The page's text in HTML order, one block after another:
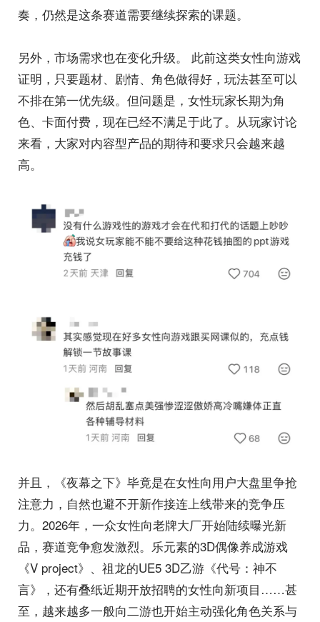
奏，仍然是这条赛道需要继续探索的课题。
另外，市场需求也在变化升级。 此前这类女性向游戏
证明，只要题材、剧情、角色做得好，玩法甚至可以
不排在第一优先级。但问题是，女性玩家长期为角
色、卡面付费，现在已经不满足于此了。从玩家讨论
来看，大家对内容型产品的期待和要求只会越来越
高。
并且，《夜幕之下》毕竟是在女性向用户大盘里争抢
注意力，自然也避不开新作接连上线带来的竞争压
力。2026年，一众女性向老牌大厂开始陆续曝光新
品，赛道竞争愈发激烈。乐元素的3D偶像养成游戏
《V project》、祖龙的UE5 3D乙游《代号：神不
言》，还有叠纸近期开放招聘的女性向新项目……甚
至，越来越多一般向二游也开始主动强化角色关系与